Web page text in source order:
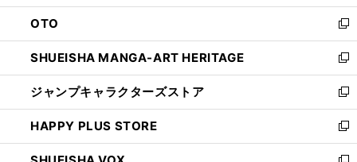
ウ
で
開
く
ン
ド
ウ
で
開
く
OTO
新
し
い
ウ
ィ
ン
ド
ウ
SHUEISHA MANGA-ART HERITAGE
新
し
い
ウ
ィ
ン
ジャンプキャラクターズストア
新
し
い
ウ
HAPPY PLUS STORE
新
し